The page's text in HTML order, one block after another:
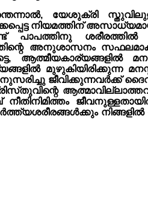
യേശുക്രി സ്തുവിലുള്ള
നിയമത്തിന്
ശരീരത്തിൽ
അനുശാസനം
ആത്മീയകാര്യങ്ങളിൽ
ജീവിക്കുന്നവർക്ക്